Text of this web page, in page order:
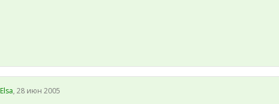
Elsa, 28 июн 2005